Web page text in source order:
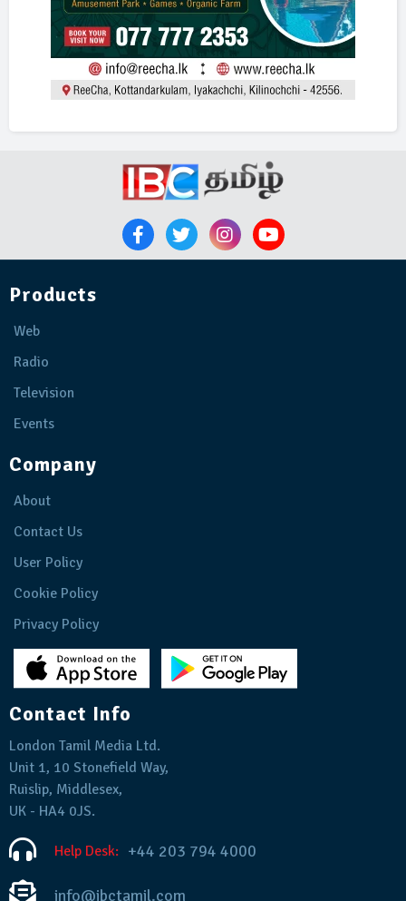
Products
Web
Radio
Television
Events
Company
About
Contact Us
User Policy
Cookie Policy
Privacy Policy
Contact Info
London Tamil Media Ltd.
Unit 1, 10 Stonefield Way,
Ruislip, Middlesex,
UK - HA4 0JS.
Help Desk: +44 203 794 4000
info@ibctamil.com